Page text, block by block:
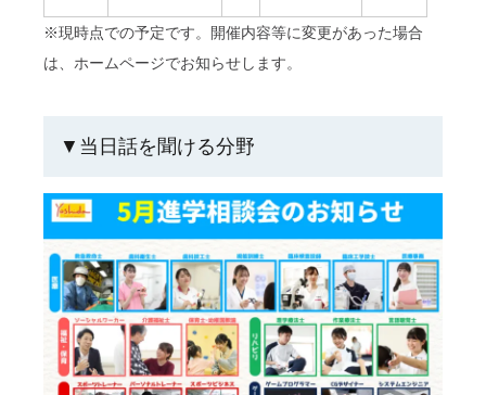
※現時点での予定です。開催内容等に変更があった場合
は、ホームページでお知らせします。
▼当日話を聞ける分野